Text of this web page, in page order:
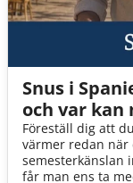
Snus i
och var kan
Föreställ dig att
värmer redan
semesterkänslan
får man ens ta